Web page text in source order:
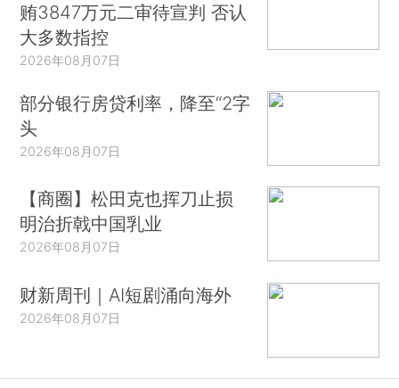
贿3847万元二审待宣判 否认
大多数指控
2026年08月07日
部分银行房贷利率，降至“2字
头
2026年08月07日
【商圈】松田克也挥刀止损
明治折戟中国乳业
2026年08月07日
财新周刊｜AI短剧涌向海外
2026年08月07日